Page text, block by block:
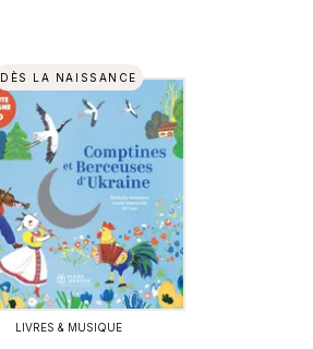
DÈS LA NAISSANCE
LIVRES & MUSIQUE